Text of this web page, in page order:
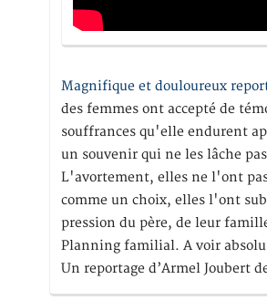
Magnifique et douloureux
des femmes ont accepté de
souffrances qu'elle endurent
un souvenir qui ne les lâche
L'avortement, elles ne l'ont
comme un choix, elles l'ont
pression du père, de leur
Planning familial. A voir
Un reportage d’Armel Joubert